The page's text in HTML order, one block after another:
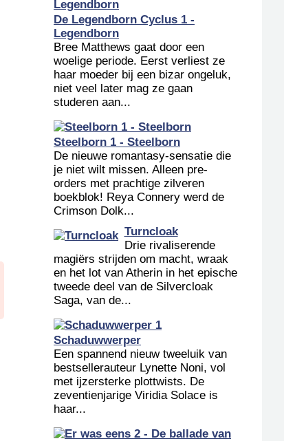
De Legendborn Cyclus 1 -
Legendborn
Bree Matthews gaat door een
woelige periode. Eerst verliest ze
haar moeder bij een bizar ongeluk,
niet veel later mag ze gaan
studeren aan...
Steelborn 1 - Steelborn
De nieuwe romantasy-sensatie die
je niet wilt missen. Alleen pre-
orders met prachtige zilveren
boekblok! Reya Connery werd de
Crimson Dolk...
Turncloak
Drie rivaliserende
magiërs strijden om macht, wraak
en het lot van Atherin in het epische
tweede deel van de Silvercloak
Saga, van de...
Schaduwwerper
Een spannend nieuw tweeluik van
bestsellerauteur Lynette Noni, vol
met ijzersterke plottwists. De
zeventienjarige Viridia Solace is
haar...